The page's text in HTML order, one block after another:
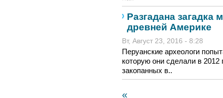
Разгадана загадка
древней Америке
Вт, Август 23, 2016 - 8:28
Перуанские археологи
которую они сделали в 2012
закопанных в..
«